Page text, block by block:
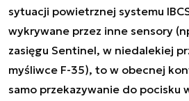
sytuacji powietrznej systemu
wykrywane przez inne sensory
zasięgu Sentinel, w niedalekiej
myśliwce F-35), to w obecnej
samo przekazywanie do pocisku